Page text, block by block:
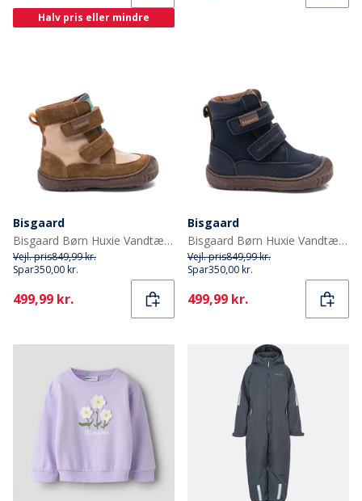
Halv pris eller mindre
Bisgaard
Bisgaard Børn Huxie Vandtætte Tex Støvler Khaki
Vejl. pris849,99 kr.
Spar350,00 kr.
Current
499,99 kr.
Bisgaard
Bisgaard Børn Huxie Vandtætte Tex Støvler Navy
Vejl. pris849,99 kr.
Spar350,00 kr.
Current
499,99 kr.